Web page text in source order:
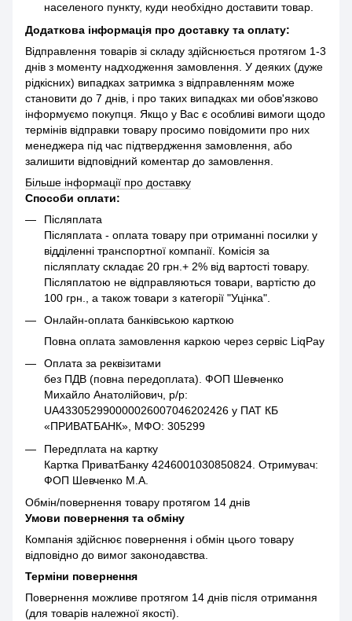
населеного пункту, куди необхідно доставити товар.
Додаткова інформація про доставку та оплату:
Відправлення товарів зі складу здійснюється протягом 1-3
днів з моменту надходження замовлення. У деяких (дуже
рідкісних) випадках затримка з відправленням може
становити до 7 днів, і про таких випадках ми обов'язково
інформуємо покупця. Якщо у Вас є особливі вимоги щодо
термінів відправки товару просимо повідомити про них
менеджера під час підтвердження замовлення, або
залишити відповідний коментар до замовлення.
Більше інформації про доставку
Способи оплати:
Післяплата
Післяплата - оплата товару при отриманні посилки у
відділенні транспортної компанії. Комісія за
післяплату складає 20 грн.+ 2% від вартості товару.
Післяплатою не відправляються товари, вартістю до
100 грн., а також товари з категорії "Уцінка".
Онлайн-оплата банківською карткою
Повна оплата замовлення каркою через сервіс LiqPay
Оплата за реквізитами
без ПДВ (повна передоплата). ФОП Шевченко
Михайло Анатолійович, р/р:
UA433052990000026007046202426 у ПАТ КБ
«ПРИВАТБАНК», МФО: 305299
Передплата на картку
Картка ПриватБанку 4246001030850824. Отримувач:
ФОП Шевченко М.А.
Обмін/повернення товару протягом 14 днів
Умови повернення та обміну
Компанія здійснює повернення і обмін цього товару
відповідно до вимог законодавства.
Терміни повернення
Повернення можливе протягом 14 днів після отримання
(для товарів належної якості).